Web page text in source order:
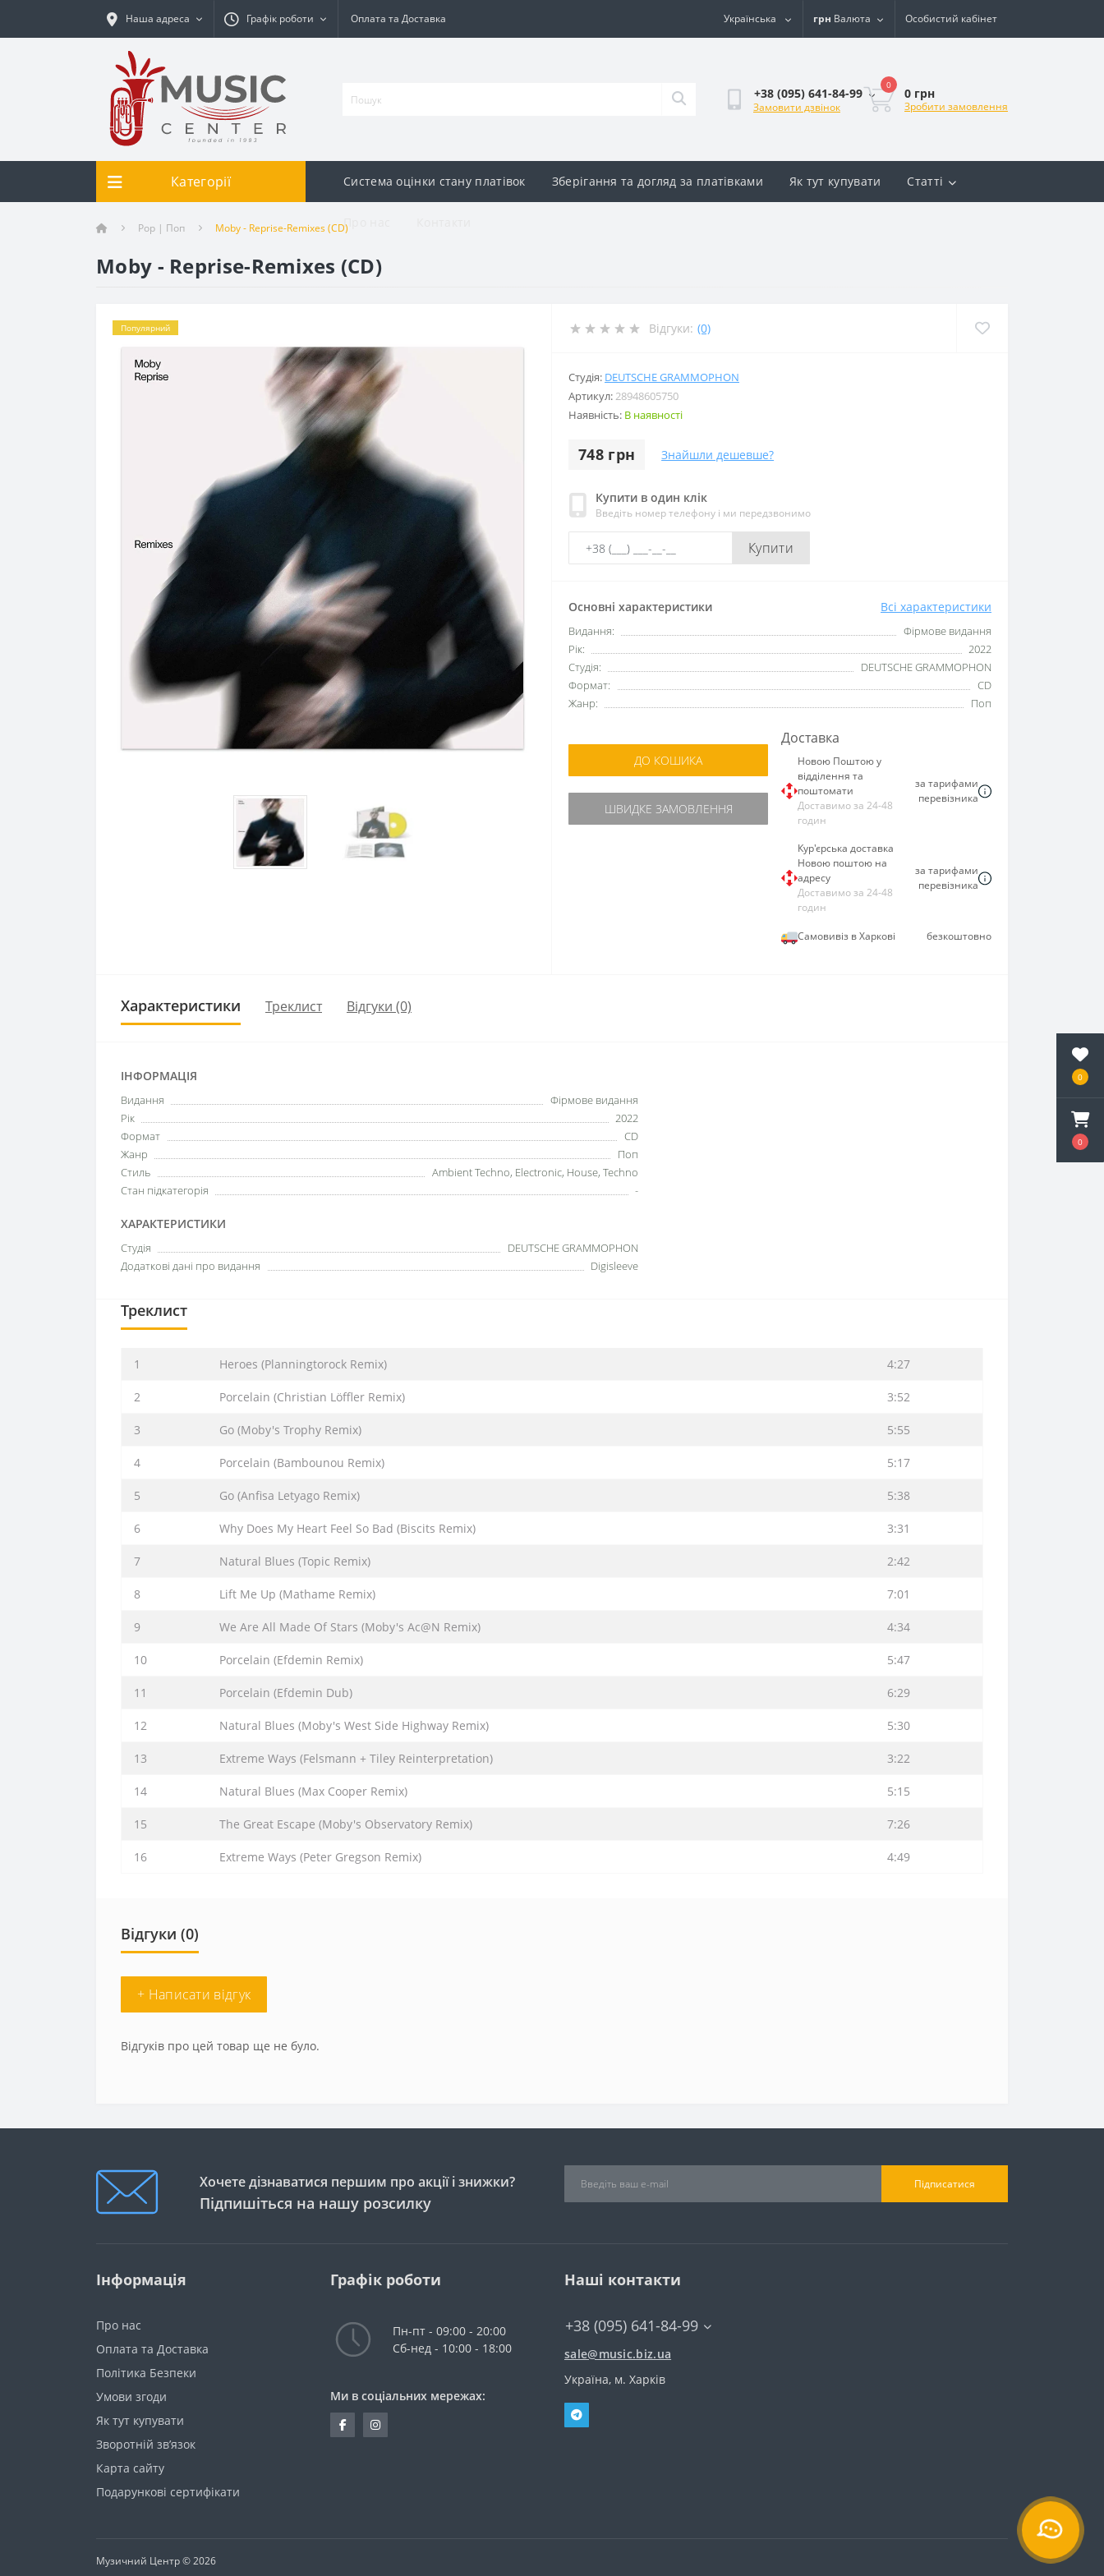
0
0
Наша адреса Графік роботи Оплата та Доставка Українська грн Валюта Особистий кабінет
+38 (095) 641-84-99
Замовити дзвінок
0
0 грн
Зробити замовлення
Категорії Система оцінки стану платівок Зберігання та догляд за платівками Як тут купувати Статті
Про нас
Pop | Поп Moby - Reprise-Remixes (CD)
Moby - Reprise-Remixes (CD)
Популярний Відгуки: (0)
Студія: DEUTSCHE GRAMMOPHON
Артикул:28948605750
Наявність: В наявності
748 грн Знайшли дешевше?
Купити в один клік
Введіть номер телефону і ми передзвонимо
Купити
Основні характеристики Всі характеристики
Видання:
Фірмове видання
Рік:
2022
Студія:
DEUTSCHE GRAMMOPHON
Формат:
CD
Жанр:
Поп
ДО КОШИКА
ШВИДКЕ ЗАМОВЛЕННЯ
Доставка
Новою Поштою у
відділення та
поштомати
Доставимо за 24-48
годин
за тарифами
перевізника
Кур'єрська доставка
Новою поштою на
адресу
Доставимо за 24-48
годин
за тарифами
перевізника
Самовивіз в Харкові безкоштовно
Характеристики Треклист Відгуки (0)
ІНФОРМАЦІЯ
Видання
Фірмове видання
Рік
2022
Формат
CD
Жанр
Поп
Стиль
Ambient Techno, Electronic, House, Techno
Стан підкатегорія
-
ХАРАКТЕРИСТИКИ
Студія
DEUTSCHE GRAMMOPHON
Додаткові дані про видання
Digisleeve
Треклист
1 Heroes (Planningtorock Remix) 4:27
2 Porcelain (Christian Löffler Remix) 3:52
3 Go (Moby's Trophy Remix) 5:55
4 Porcelain (Bambounou Remix) 5:17
5 Go (Anfisa Letyago Remix) 5:38
6 Why Does My Heart Feel So Bad (Biscits Remix) 3:31
7 Natural Blues (Topic Remix) 2:42
8 Lift Me Up (Mathame Remix) 7:01
9 We Are All Made Of Stars (Moby's Ac@N Remix) 4:34
10 Porcelain (Efdemin Remix) 5:47
11 Porcelain (Efdemin Dub) 6:29
12 Natural Blues (Moby's West Side Highway Remix) 5:30
13 Extreme Ways (Felsmann + Tiley Reinterpretation) 3:22
14 Natural Blues (Max Cooper Remix) 5:15
15 The Great Escape (Moby's Observatory Remix) 7:26
16 Extreme Ways (Peter Gregson Remix) 4:49
Відгуки (0)
+ Написати відгук
Відгуків про цей товар ще не було.
Хочете дізнаватися першим про акції і знижки?
Підпишіться на нашу розсилку
Підписатися
Інформація
Про нас
Оплата та Доставка
Політика Безпеки
Умови згоди
Як тут купувати
Зворотній зв’язок
Карта сайту
Подарункові сертифікати
Графік роботи
Пн-пт - 09:00 - 20:00
Сб-нед - 10:00 - 18:00
Ми в соціальних мережах:
Наші контакти
+38 (095) 641-84-99
sale@music.biz.ua
Україна, м. Харків
Музичний Центр © 2026